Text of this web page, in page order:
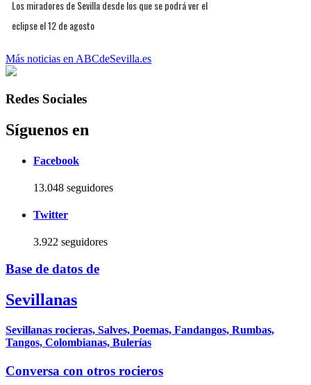
Los miradores de Sevilla desde los que se podrá ver el
eclipse el 12 de agosto
Más noticias en ABCdeSevilla.es
Redes Sociales
Síguenos en
Facebook
13.048 seguidores
Twitter
3.922 seguidores
Base de datos de
Sevillanas
Sevillanas rocieras, Salves, Poemas, Fandangos, Rumbas,
Tangos, Colombianas, Bulerías
Conversa con otros rocieros